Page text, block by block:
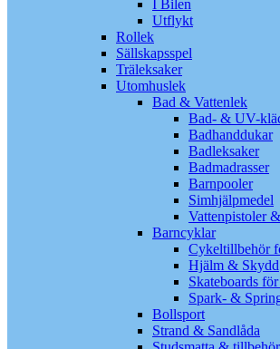
I Bilen
Utflykt
Rollek
Sällskapsspel
Träleksaker
Utomhuslek
Bad & Vattenlek
Bad- & UV-
Badhanddukar
Badleksaker
Badmadrasser
Barnpooler
Simhjälpmedel
Vattenpistoler
Barncyklar
Cykeltillbehör
Hjälm & Skydd
Skateboards
Spark- &
Bollsport
Strand & Sandlåda